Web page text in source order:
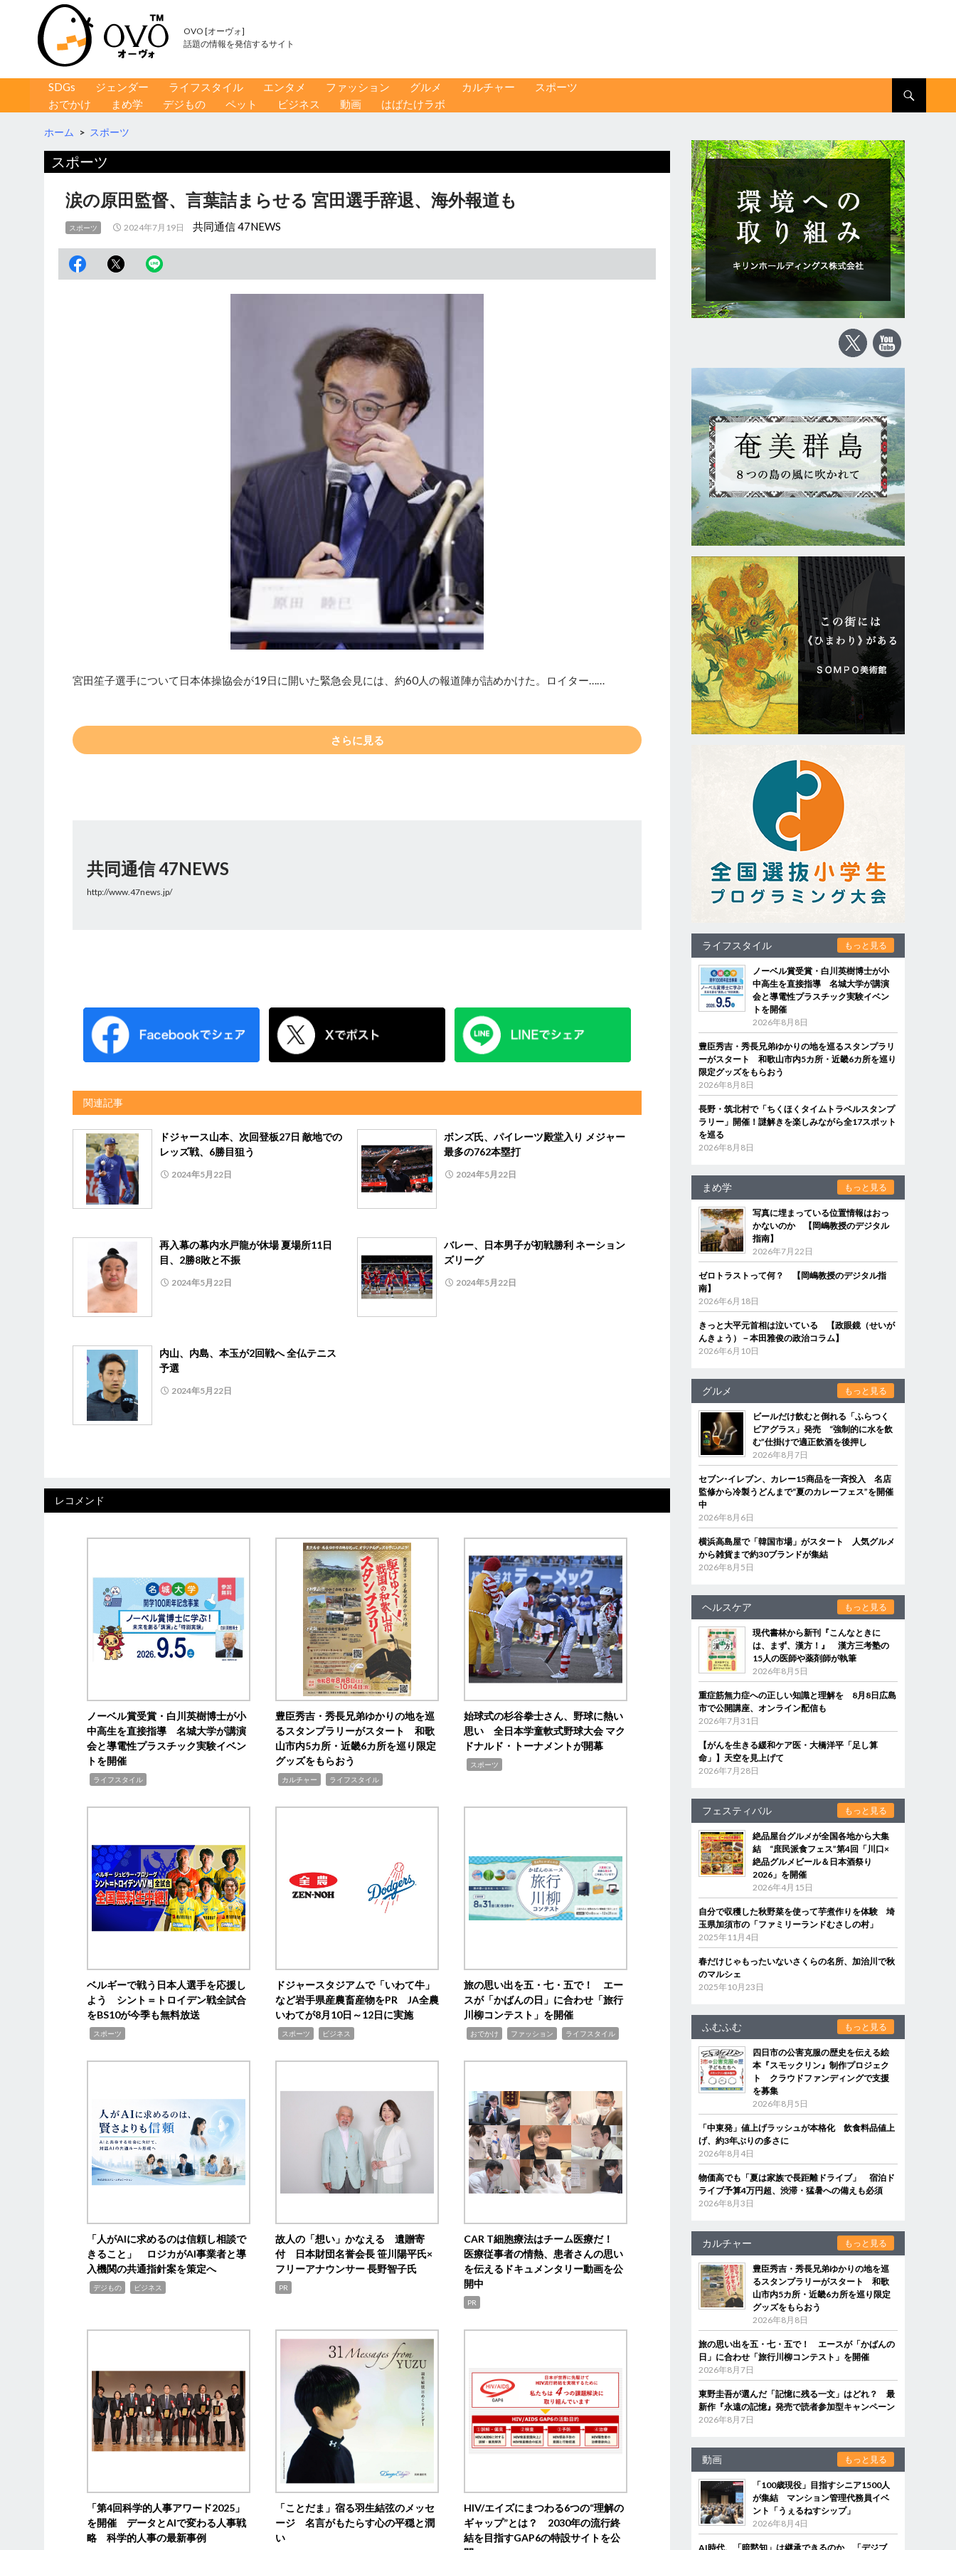
OVO [オーヴォ]
話題の情報を発信するサイト
コンテンツへ移動
SDGs ジェンダー ライフスタイル エンタメ ファッション グルメ カルチャー
スポーツ
おでかけ
まめ学 デジもの ペット ビジネス 動画 はばたけラボ
ホーム > スポーツ
スポーツ
涙の原田監督、言葉詰まらせる 宮田選手辞退、海外報道も
スポーツ 2024年7月19日 共同通信 47NEWS
宮田笙子選手について日本体操協会が19日に開いた緊急会見には、約60人の報道陣が詰めかけた。ロイター……
さらに見る
共同通信 47NEWS
http://www.47news.jp/
関連記事
ドジャース山本、次回登板27日 敵地での
レッズ戦、6勝目狙う
2024年5月22日
ボンズ氏、パイレーツ殿堂入り メジャー
最多の762本塁打
2024年5月22日
再入幕の幕内水戸龍が休場 夏場所11日
目、2勝8敗と不振
2024年5月22日
バレー、日本男子が初戦勝利 ネーション
ズリーグ
2024年5月22日
内山、内島、本玉が2回戦へ 全仏テニス
予選
2024年5月22日
レコメンド
ノーベル賞受賞・白川英樹博士が小
中高生を直接指導 名城大学が講演
会と導電性プラスチック実験イベン
トを開催
ライフスタイル
豊臣秀吉・秀長兄弟ゆかりの地を巡
るスタンプラリーがスタート 和歌
山市内5カ所・近畿6カ所を巡り限定
グッズをもらおう
カルチャー ライフスタイル
始球式の杉谷拳士さん、野球に熱い
思い 全日本学童軟式野球大会 マク
ドナルド・トーナメントが開幕
スポーツ
ベルギーで戦う日本人選手を応援し
よう シント＝トロイデン戦全試合
をBS10が今季も無料放送
スポーツ
ドジャースタジアムで「いわて牛」
など岩手県産農畜産物をPR JA全農
いわてが8月10日～12日に実施
スポーツ ビジネス
旅の思い出を五・七・五で！ エー
スが「かばんの日」に合わせ「旅行
川柳コンテスト」を開催
おでかけ ファッション ライフスタイル
「人がAIに求めるのは信頼し相談で
きること」 ロジカがAI事業者と導
入機関の共通指針案を策定へ
デジもの ビジネス
故人の「想い」かなえる 遺贈寄
付 日本財団名誉会長 笹川陽平氏×
フリーアナウンサー 長野智子氏
PR
CAR T細胞療法はチーム医療だ！
医療従事者の情熱、患者さんの思い
を伝えるドキュメンタリー動画を公
開中
PR
「第4回科学的人事アワード2025」
を開催 データとAIで変わる人事戦
略 科学的人事の最新事例
「ことだま」宿る羽生結弦のメッセ
ージ 名言がもたらす心の平穏と潤
い
HIV/エイズにまつわる6つの“理解の
ギャップ”とは？ 2030年の流行終
結を目指すGAP6の特設サイトを公
ライフスタイル もっと見る
ノーベル賞受賞・白川英樹博士が小
中高生を直接指導 名城大学が講演
会と導電性プラスチック実験イベン
トを開催
2026年8月8日
豊臣秀吉・秀長兄弟ゆかりの地を巡るスタンプラリ
ーがスタート 和歌山市内5カ所・近畿6カ所を巡り
限定グッズをもらおう
2026年8月8日
長野・筑北村で「ちくほくタイムトラベルスタンプ
ラリー」開催！謎解きを楽しみながら全17スポット
を巡る
2026年8月8日
まめ学 もっと見る
写真に埋まっている位置情報はおっ
かないのか 【岡嶋教授のデジタル
指南】
2026年7月22日
ゼロトラストって何？ 【岡嶋教授のデジタル指
南】
2026年6月18日
きっと大平元首相は泣いている 【政眼鏡（せいが
んきょう）－本田雅俊の政治コラム】
2026年6月10日
グルメ もっと見る
ビールだけ飲むと倒れる「ふらつく
ビアグラス」発売 “強制的に水を飲
む”仕掛けで適正飲酒を後押し
2026年8月7日
セブン‐イレブン、カレー15商品を一斉投入 名店
監修から冷製うどんまで“夏のカレーフェス”を開催
中
2026年8月6日
横浜高島屋で「韓国市場」がスタート 人気グルメ
から雑貨まで約30ブランドが集結
2026年8月5日
ヘルスケア もっと見る
現代書林から新刊『こんなときに
は、まず、漢方！』 漢方三考塾の
15人の医師や薬剤師が執筆
2026年8月5日
重症筋無力症への正しい知識と理解を 8月8日広島
市で公開講座、オンライン配信も
2026年7月31日
【がんを生きる緩和ケア医・大橋洋平「足し算
命」】天空を見上げて
2026年7月28日
フェスティバル もっと見る
絶品屋台グルメが全国各地から大集
結 “庶民派食フェス”第4回「川口×
絶品グルメビール＆日本酒祭り
2026」を開催
2026年4月15日
自分で収穫した秋野菜を使って芋煮作りを体験 埼
玉県加須市の「ファミリーランドむさしの村」
2025年11月4日
春だけじゃもったいないさくらの名所、加治川で秋
のマルシェ
2025年10月23日
ふむふむ もっと見る
四日市の公害克服の歴史を伝える絵
本『スモックリン』制作プロジェク
ト クラウドファンディングで支援
を募集
2026年8月5日
「中東発」値上げラッシュが本格化 飲食料品値上
げ、約3年ぶりの多さに
2026年8月4日
物価高でも「夏は家族で長距離ドライブ」 宿泊ド
ライブ予算4万円超、渋滞・猛暑への備えも必須
2026年8月3日
カルチャー もっと見る
豊臣秀吉・秀長兄弟ゆかりの地を巡
るスタンプラリーがスタート 和歌
山市内5カ所・近畿6カ所を巡り限定
グッズをもらおう
2026年8月8日
旅の思い出を五・七・五で！ エースが「かばんの
日」に合わせ「旅行川柳コンテスト」を開催
2026年8月7日
東野圭吾が選んだ「記憶に残る一文」はどれ？ 最
新作『永遠の記憶』発売で読者参加型キャンペーン
2026年8月7日
動画 もっと見る
「100歳現役」目指すシニア1500人
が集結 マンション管理代務員イベ
ント「うぇるねすシップ」
2026年8月4日
AI時代、「暗黙知」は継承できるのか 「デジブ